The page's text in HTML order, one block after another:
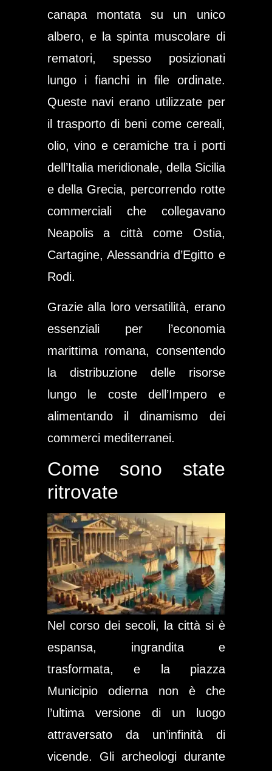
canapa montata su un unico
albero, e la spinta muscolare di
rematori, spesso posizionati
lungo i fianchi in file ordinate.
Queste navi erano utilizzate per
il trasporto di beni come cereali,
olio, vino e ceramiche tra i porti
dell’Italia meridionale, della Sicilia
e della Grecia, percorrendo rotte
commerciali che collegavano
Neapolis a città come Ostia,
Cartagine, Alessandria d’Egitto e
Rodi.
Grazie alla loro versatilità, erano
essenziali per l’economia
marittima romana, consentendo
la distribuzione delle risorse
lungo le coste dell’Impero e
alimentando il dinamismo dei
commerci mediterranei.
Come sono state
ritrovate
Nel corso dei secoli, la città si è
espansa, ingrandita e
trasformata, e la piazza
Municipio odierna non è che
l’ultima versione di un luogo
attraversato da un’infinità di
vicende. Gli archeologi durante